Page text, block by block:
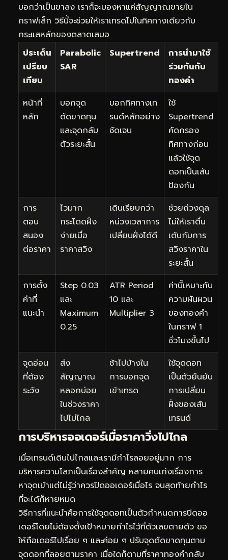
บอกว่าเป็นขาลง เราก็จะมองหาแค่สัญญาณขายใน
กราฟเล็ก วิธีนี้จะช่วยให้เราเทรดไปในทิศทางเดียวกับ
กระแสหลักของตลาดเสมอ
ประเด็น
เปรียบ
เทียบ
Parabolic
SAR
Supertrend
การนำมาใช้
ร่วมกันกับ
ทองคำ
หน้าที่
หลัก
บอกจุด
ตัดขาดทุน
และจุดกลับ
ตัวระยะสั้น
บอกทิศทางเท
รนด์หลักอย่าง
ชัดเจน
ใช้
Supertrend
คัดกรอง
ทิศทางก่อน
แล้วใช้จุด
ดอทเป็นเส้น
ป้องกัน
การ
ตอบ
สนอง
ต่อราคา
ไวมาก
กระโดดฝั่ง
ง่ายเมื่อ
ราคาสวิง
เดินเรียบกว่า
หน่วงเวลาการ
เปลี่ยนฝั่งได้ดี
ช่วยถ่วงดุล
ไม่ให้เราตื่น
เต้นกับการ
สวิงราคาใน
ระยะสั้น
การตั้ง
ค่าที่
แนะนำ
Step 0.03
และ
Maximum
0.25
ATR Period
10 และ
Multiplier 3
ค่านี้เหมาะกับ
ความผันผวน
ของทองคำ
ในกราฟ 1
ชั่วโมงขึ้นไป
จุดอ่อน
ที่ต้อง
ระวัง
ส่ง
สัญญาณ
หลอกบ่อย
ในช่วงราคา
ไปไม่ไกล
ช้าไปบ้างใน
การบอกจุด
เข้าเทรด
ใช้จุดดอท
เป็นตัวยืนยัน
การเปลี่ยน
ฝั่งของเส้น
เทรนด์
การบริหารออเดอร์เมื่อราคาวิ่งไปไกล
เมื่อเทรนด์เดินไปไกลและเรามีกำไรลอยอยู่มาก การ
บริหารความโลภเป็นเรื่องสำคัญ หลายคนเก่งเรื่องการ
หาจุดเข้าแต่ไม่รู้ว่าควรปิดออเดอร์เมื่อไร จนสุดท้ายกำไร
ที่จะได้ก็หายหมด
วิธีการที่แนะนำคือการใช้จุดดอทเป็นตัวกำหนดการปิดออ
เดอร์โดยไม่ต้องตั้งเป้าหมายกำไรไว้ที่ตัวเลขตายตัว ขอ
ให้ถือเดอร์ไปเรื่อย ๆ และค่อย ๆ ปรับจุดตัดขาดทุนตาม
จุดดอทที่ลอยตามราคา เมื่อใดก็ตามที่ราคาทองคำกลับ